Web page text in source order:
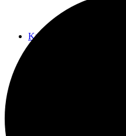
Kur & Tourismus